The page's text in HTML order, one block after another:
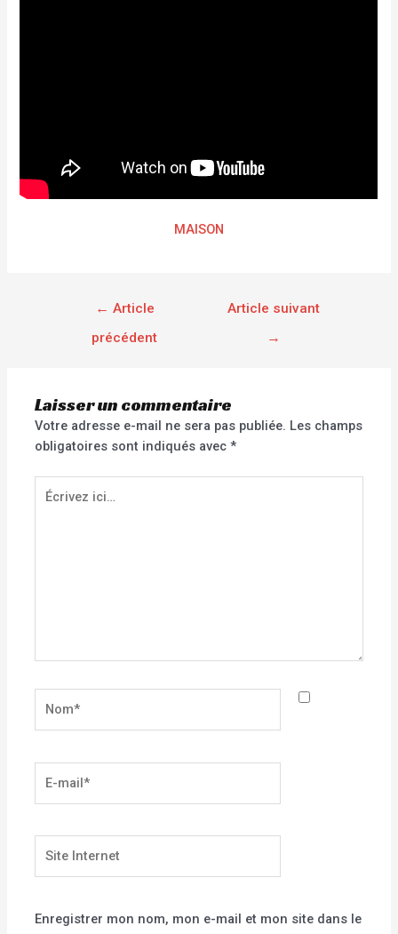
MAISON
← Article
précédent
Article suivant
→
Laisser un commentaire
Votre adresse e-mail ne sera pas publiée. Les champs
obligatoires sont indiqués avec*
Écrivez
ici…
mail*
Internet
Enregistrer mon nom, mon e-mail et mon site dans le